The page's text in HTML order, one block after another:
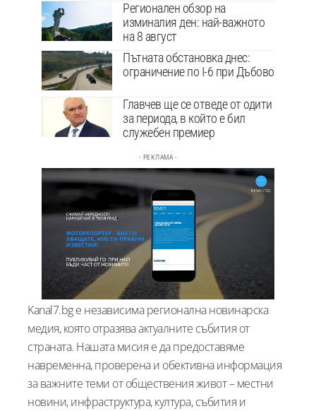
Регионален обзор на
изминалия ден: най-важното
на 8 август
Пътната обстановка днес:
ограничение по I-6 при Дъбово
Главчев ще се отведе от одити
за периода, в който е бил
служебен премиер
- РЕКЛАМА -
Kanal7.bg е независима регионална новинарска
медия, която отразява актуалните събития от
страната. Нашата мисия е да предоставяме
навременна, проверена и обективна информация
за важните теми от обществения живот – местни
новини, инфраструктура, култура, събития и